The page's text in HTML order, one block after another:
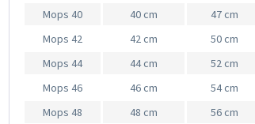
Mops 40
40 cm 47 cm
Mops 42
42 cm 50 cm
Mops 44
44 cm 52 cm
Mops 46
46 cm 54 cm
Mops 48
48 cm 56 cm